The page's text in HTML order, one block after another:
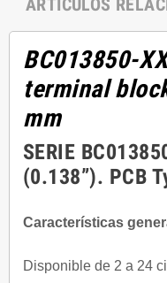
ARTÍCULOS
BC013850-
terminal
mm
SERIE
(0.138”). PCB
Características
Disponible de 2 a 24